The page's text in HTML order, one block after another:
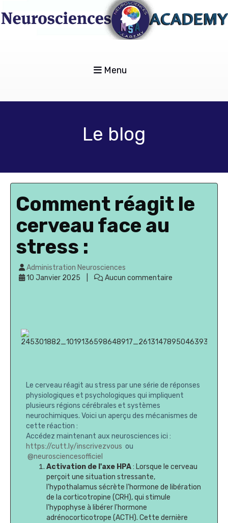
Menu
Le blog
Comment réagit le
cerveau face au
stress :
Administration Neurosciences
10 Janvier 2025
Aucun commentaire
Le cerveau réagit au stress par une série de réponses
physiologiques et psychologiques qui impliquent
plusieurs régions cérébrales et systèmes
neurochimiques. Voici un aperçu des mécanismes de
cette réaction :
Accédez maintenant aux neurosciences ici :
https://cutt.ly/inscrivezvous ou
@neurosciencesofficiel
Activation de l'axe HPA: Lorsque le cerveau
perçoit une situation stressante,
l'hypothalamus sécrète l'hormone de libération
de la corticotropine (CRH), qui stimule
l'hypophyse à libérer l'hormone
adrénocorticotrope (ACTH). Cette dernière